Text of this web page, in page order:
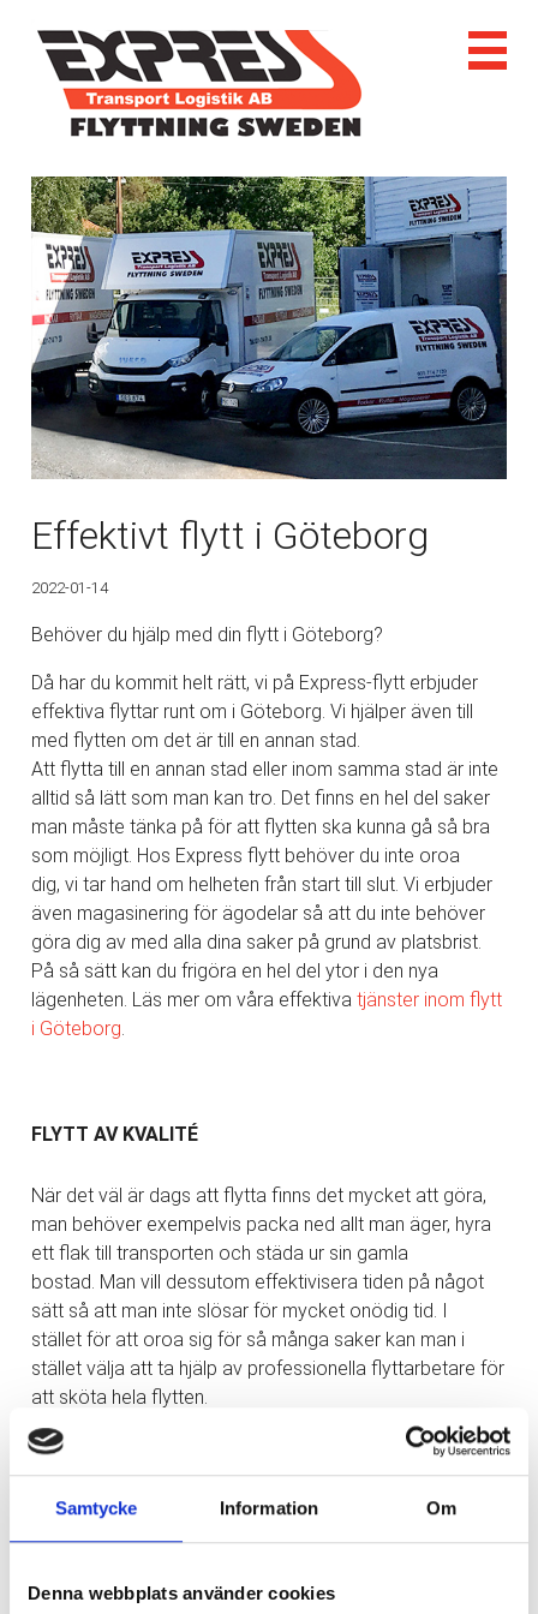
Samtycke Information Om
Denna webbplats använder cookies
Effektivt flytt i Göteborg
2022-01-14
Behöver du hjälp med din flytt i Göteborg?
Då har du kommit helt rätt, vi på Express-flytt erbjuder
effektiva flyttar runt om i Göteborg. Vi hjälper även till
med flytten om det är till en annan stad.
Att flytta till en annan stad eller inom samma stad är inte
alltid så lätt som man kan tro. Det finns en hel del saker
man måste tänka på för att flytten ska kunna gå så bra
som möjligt. Hos Express flytt behöver du inte oroa
dig, vi tar hand om helheten från start till slut. Vi erbjuder
även magasinering för ägodelar så att du inte behöver
göra dig av med alla dina saker på grund av platsbrist.
På så sätt kan du frigöra en hel del ytor i den nya
lägenheten. Läs mer om våra effektiva tjänster inom flytt
i Göteborg
FLYTT AV KVALITÉ
När det väl är dags att flytta finns det mycket att göra,
man behöver exempelvis packa ned allt man äger, hyra
ett flak till transporten och städa ur sin gamla
bostad. Man vill dessutom effektivisera tiden på något
sätt så att man inte slösar för mycket onödig tid. I
stället för att oroa sig för så många saker kan man i
stället välja att ta hjälp av professionella flyttarbetare för
att sköta hela flytten.
KONTAKTA DIN FLYTTFIRMA I GÖTEBORG
det mer gynnsamt att ta kontakt med en flyttfirma. Dels